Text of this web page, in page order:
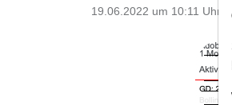
19.06.2022 um 10:11 Uhr